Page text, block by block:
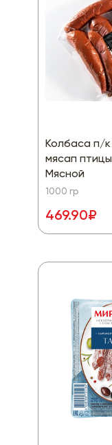
Колбаса п/к
мясап
Мясной
1000 гр
469.90₽